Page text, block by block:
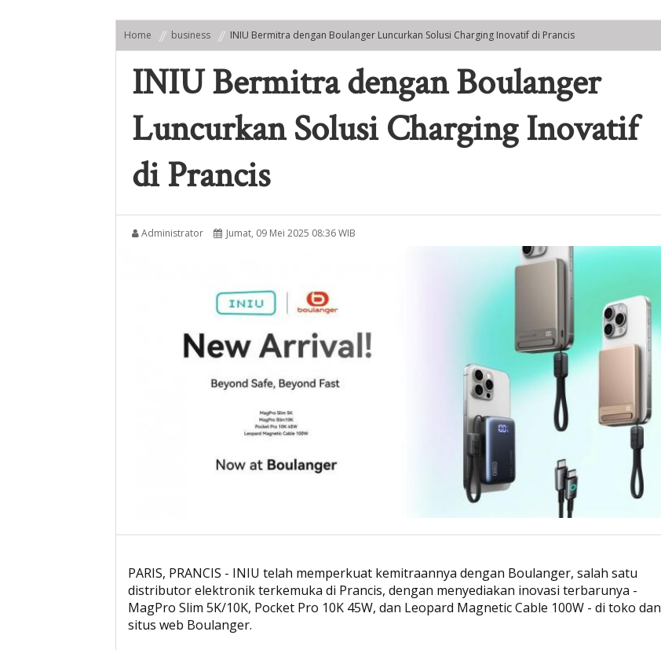
Home business INIU Bermitra dengan Boulanger Luncurkan Solusi Charging Inovatif di Prancis
INIU Bermitra dengan Boulanger
Luncurkan Solusi Charging Inovatif
di Prancis
Administrator Jumat, 09 Mei 2025 08:36 WIB
PARIS, PRANCIS - INIU telah memperkuat kemitraannya dengan Boulanger, salah satu
distributor elektronik terkemuka di Prancis, dengan menyediakan inovasi terbarunya -
MagPro Slim 5K/10K, Pocket Pro 10K 45W, dan Leopard Magnetic Cable 100W - di toko dan
situs web Boulanger.